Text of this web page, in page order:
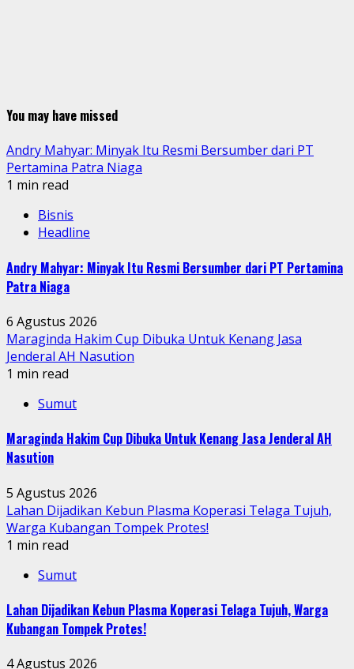
You may have missed
Andry Mahyar: Minyak Itu Resmi Bersumber dari PT
Pertamina Patra Niaga
1 min read
Bisnis
Headline
Andry Mahyar: Minyak Itu Resmi Bersumber dari PT Pertamina
Patra Niaga
6 Agustus 2026
Maraginda Hakim Cup Dibuka Untuk Kenang Jasa
Jenderal AH Nasution
1 min read
Sumut
Maraginda Hakim Cup Dibuka Untuk Kenang Jasa Jenderal AH
Nasution
5 Agustus 2026
Lahan Dijadikan Kebun Plasma Koperasi Telaga Tujuh,
Warga Kubangan Tompek Protes!
1 min read
Sumut
Lahan Dijadikan Kebun Plasma Koperasi Telaga Tujuh, Warga
Kubangan Tompek Protes!
4 Agustus 2026